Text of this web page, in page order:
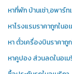
หาที่พัก บ้านเช่า,อพาร์ท
หาโรงแรมราคาถูกในอ
หา ตั๋วเครื่องบินราคาถู
หาคูปอง ส่วนลดในอเม